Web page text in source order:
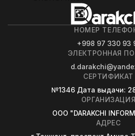
НОМЕР
+998 97 330 93
ЭЛЕКТРОННАЯ
СЕРТИФИКАТ
№1346 Дата выдачи:
ОРГАНИЗАЦИЯ
OOO "DARAKCHI
АДРЕС